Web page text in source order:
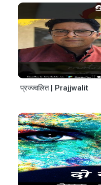
प्रज्ज्वलित | Prajjwalit